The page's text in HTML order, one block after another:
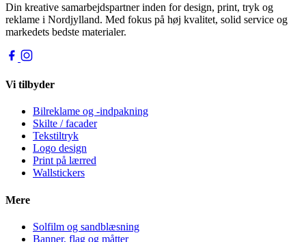
Din kreative samarbejdspartner inden for design, print, tryk og
reklame i Nordjylland. Med fokus på høj kvalitet, solid service og
markedets bedste materialer.
Vi tilbyder
Bilreklame og -indpakning
Skilte / facader
Tekstiltryk
Logo design
Print på lærred
Wallstickers
Mere
Solfilm og sandblæsning
Banner, flag og måtter